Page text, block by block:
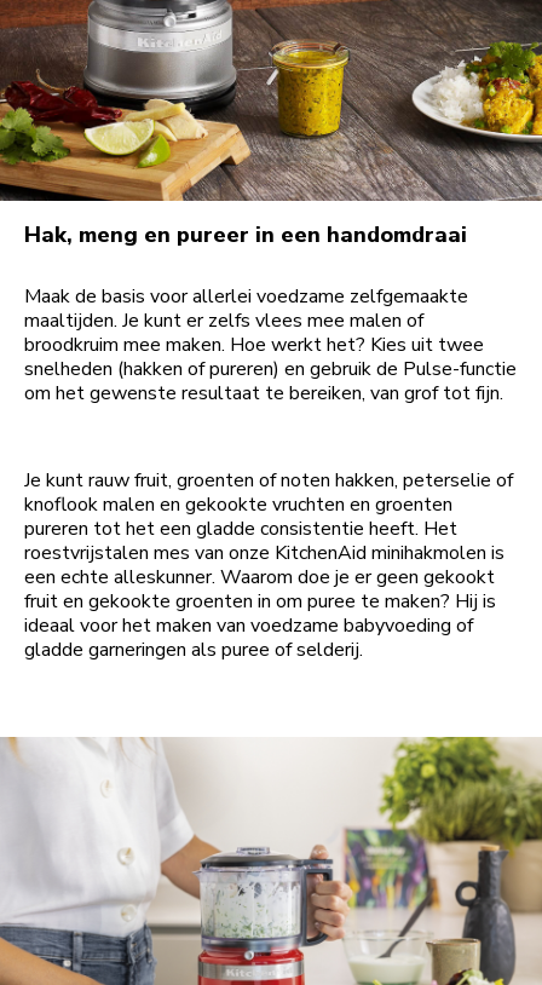
Hak, meng en pureer in een handomdraai
Maak de basis voor allerlei voedzame zelfgemaakte
maaltijden. Je kunt er zelfs vlees mee malen of
broodkruim mee maken. Hoe werkt het? Kies uit twee
snelheden (hakken of pureren) en gebruik de Pulse-functie
om het gewenste resultaat te bereiken, van grof tot fijn.
Je kunt rauw fruit, groenten of noten hakken, peterselie of
knoflook malen en gekookte vruchten en groenten
pureren tot het een gladde consistentie heeft. Het
roestvrijstalen mes van onze KitchenAid minihakmolen is
een echte alleskunner. Waarom doe je er geen gekookt
fruit en gekookte groenten in om puree te maken? Hij is
ideaal voor het maken van voedzame babyvoeding of
gladde garneringen als puree of selderij.